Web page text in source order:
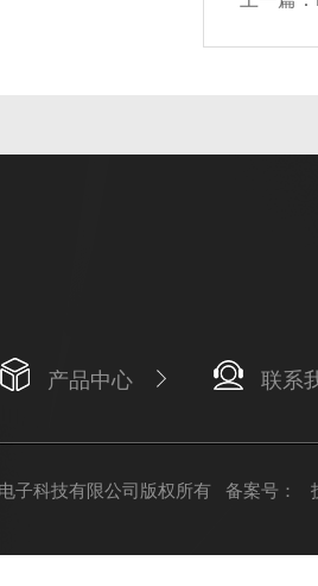
产品中心 联系
子科技有限公司版权所有 备案号：